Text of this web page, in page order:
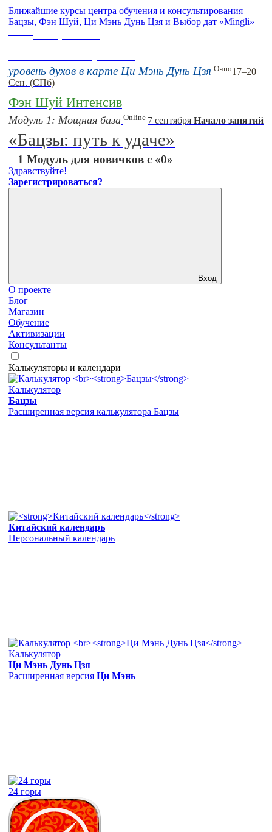
Ближайшие курсы центра обучения и консультирования
Бацзы, Фэн Шуй, Ци Мэнь Дунь Цзя и Выбор дат «Mingli»
уровень духов в карте Ци Мэнь Дунь Цзя Очно17–20
Сен. (СПб)
Фэн Шуй Интенсив
Модуль 1: Мощная база Online 7 сентября Начало занятий
«Бацзы: путь к удаче»
1 Модуль для новичков с «0»
Здравствуйте!
Зарегистрироваться?
Вход
О проекте
Блог
Магазин
Обучение
Активизации
Консультанты
Калькуляторы и календари
Калькулятор
Бацзы
Расширенная версия калькулятора Бацзы
Китайский календарь
Персональный календарь
Калькулятор
Ци Мэнь Дунь Цзя
Расширенная версия Ци Мэнь
24 горы